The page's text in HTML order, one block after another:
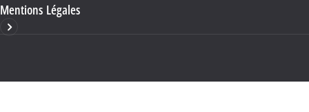
Mentions Légales